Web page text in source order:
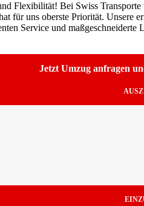
Flexibilität! Bei Swiss
für uns oberste Priorität. Unsere
Service und
Jetzt Umzug anfragen